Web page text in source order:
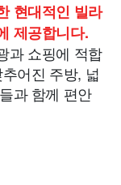
현대적인 빌라
제공합니다.
과 쇼핑에 적합
어진 주방, 넓
과 함께 편안